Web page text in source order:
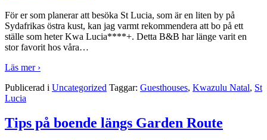
För er som planerar att besöka St Lucia, som är en liten by på
Sydafrikas östra kust, kan jag varmt rekommendera att bo på ett
ställe som heter Kwa Lucia****+. Detta B&B har länge varit en
stor favorit hos våra…
Läs mer ›
Publicerad i Uncategorized Taggar: Guesthouses, Kwazulu Natal, St
Lucia
Tips på boende längs Garden Route